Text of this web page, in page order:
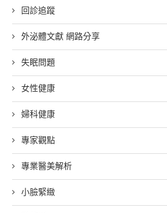
回診追蹤
外泌體文獻 網路分享
失眠問題
女性健康
婦科健康
專家觀點
專業醫美解析
小臉緊緻